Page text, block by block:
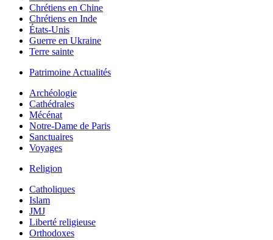
Chrétiens en Chine
Chrétiens en Inde
États-Unis
Guerre en Ukraine
Terre sainte
Patrimoine Actualités
Archéologie
Cathédrales
Mécénat
Notre-Dame de Paris
Sanctuaires
Voyages
Religion
Catholiques
Islam
JMJ
Liberté religieuse
Orthodoxes